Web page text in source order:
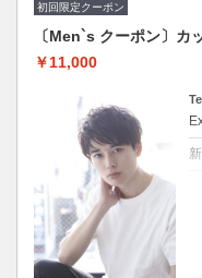
初回限定クーポン
〔Men`s クーポン〕カ
￥11,000